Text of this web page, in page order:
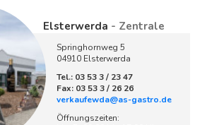
Elsterwerda - Zentrale
Springhornweg 5
04910 Elsterwerda
Tel.: 03 53 3 / 23 47
Fax: 03 53 3 / 26 26
verkaufewda@as-gastro.de
Öffnungszeiten: